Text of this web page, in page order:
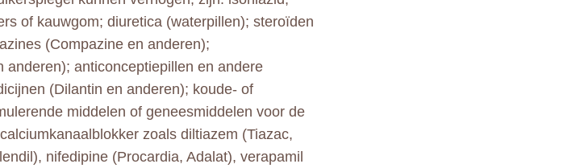
of kauwgom; diuretica (waterpillen); steroïden
(Compazine en anderen);
anderen); anticonceptiepillen en andere
(Dilantin en anderen); koude- of
middelen of geneesmiddelen voor de
zoals diltiazem (Tiazac,
nifedipine (Procardia, Adalat), verapamil